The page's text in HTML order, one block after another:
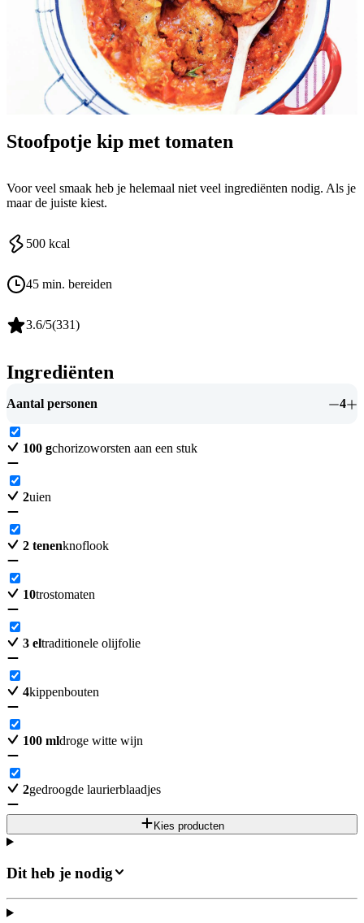
Stoofpotje kip met tomaten
Voor veel smaak heb je helemaal niet veel ingrediënten nodig. Als je
maar de juiste kiest.
500 kcal
45 min. bereiden
3.6/5(331)
Ingrediënten
Aantal personen 4
100 gchorizoworsten aan een stuk
2uien
2 tenenknoflook
10trostomaten
3 eltraditionele olijfolie
4kippenbouten
100 mldroge witte wijn
2gedroogde laurierblaadjes
Kies producten
Dit heb je nodig